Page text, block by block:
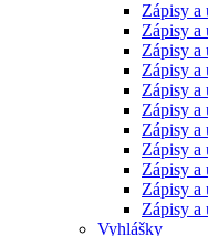
Zápisy a
Zápisy a
Zápisy a
Zápisy a
Zápisy a
Zápisy a
Zápisy a
Zápisy a
Zápisy a
Zápisy a
Zápisy a
Vyhlášky